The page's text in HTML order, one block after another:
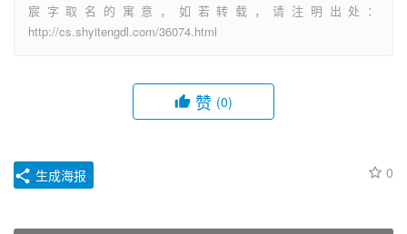
宸字取名的寓意，如若转载，请注明出处：
http://cs.shyitengdl.com/36074.html
赞 (0)
0
生成海报